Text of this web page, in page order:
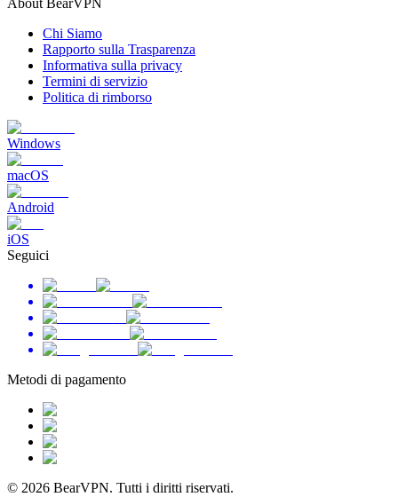
About BearVPN
Chi Siamo
Rapporto sulla Trasparenza
Informativa sulla privacy
Termini di servizio
Politica di rimborso
Windows
macOS
Android
iOS
Seguici
Metodi di pagamento
© 2026 BearVPN. Tutti i diritti riservati.